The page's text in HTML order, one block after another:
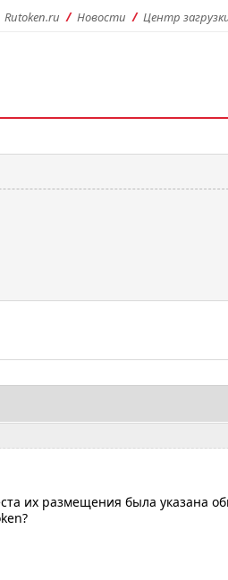
Rutoken.ru Новости Центр
их размещения была указана